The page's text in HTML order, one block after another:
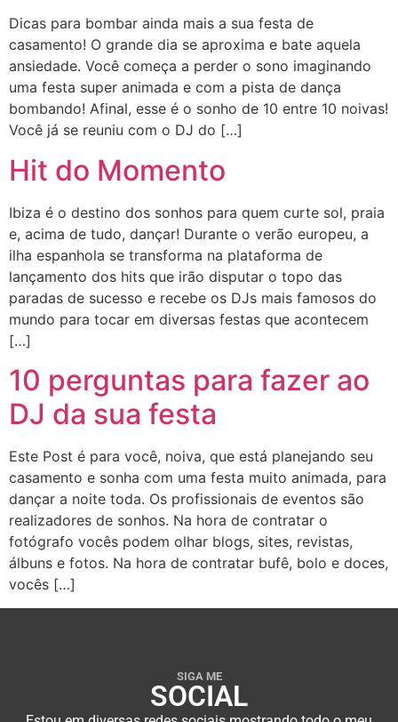
Dicas para bombar ainda mais a sua festa de
casamento! O grande dia se aproxima e bate aquela
ansiedade. Você começa a perder o sono imaginando
uma festa super animada e com a pista de dança
bombando! Afinal, esse é o sonho de 10 entre 10 noivas!
Você já se reuniu com o DJ do […]
Hit do Momento
Ibiza é o destino dos sonhos para quem curte sol, praia
e, acima de tudo, dançar! Durante o verão europeu, a
ilha espanhola se transforma na plataforma de
lançamento dos hits que irão disputar o topo das
paradas de sucesso e recebe os DJs mais famosos do
mundo para tocar em diversas festas que acontecem
[…]
10 perguntas para fazer ao
DJ da sua festa
Este Post é para você, noiva, que está planejando seu
casamento e sonha com uma festa muito animada, para
dançar a noite toda. Os profissionais de eventos são
realizadores de sonhos. Na hora de contratar o
fotógrafo vocês podem olhar blogs, sites, revistas,
álbuns e fotos. Na hora de contratar bufê, bolo e doces,
vocês […]
SIGA ME
SOCIAL